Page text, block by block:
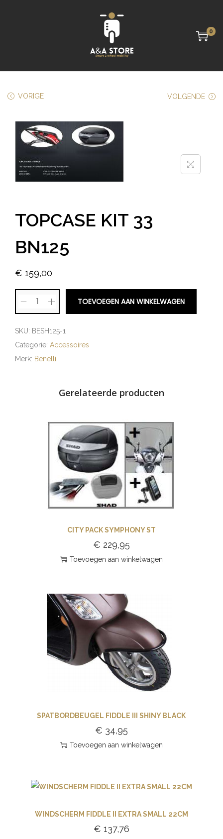
0
VORIGE VOLGENDE
TOPCASE KIT 33
BN125
€ 159,00
TOEVOEGEN AAN WINKELWAGEN
SKU: BESH125-1
Categorie: Accessoires
Merk: Benelli
Gerelateerde producten
CITY PACK SYMPHONY ST
€ 229,95
Toevoegen aan winkelwagen
SPATBORDBEUGEL FIDDLE III SHINY BLACK
€ 34,95
Toevoegen aan winkelwagen
WINDSCHERM FIDDLE II EXTRA SMALL 22CM
€ 137,76